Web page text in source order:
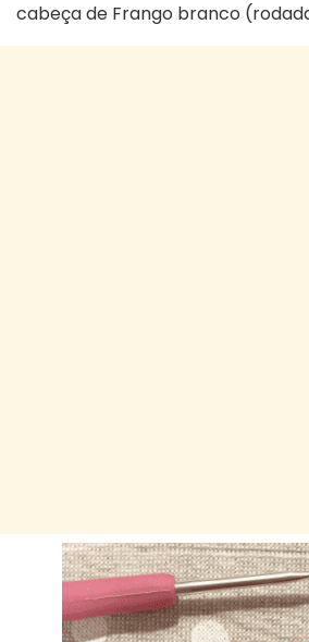
cabeça de Frango branco